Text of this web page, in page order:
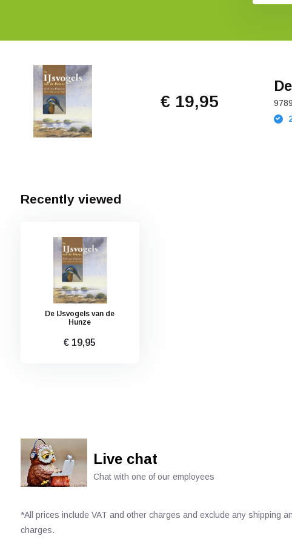
€ 19,95
Recently viewed
De IJsvogels van de
Hunze
€ 19,95
Live chat
Chat with one of our employees
*All prices include VAT and other charges and exclude any shipping
charges.